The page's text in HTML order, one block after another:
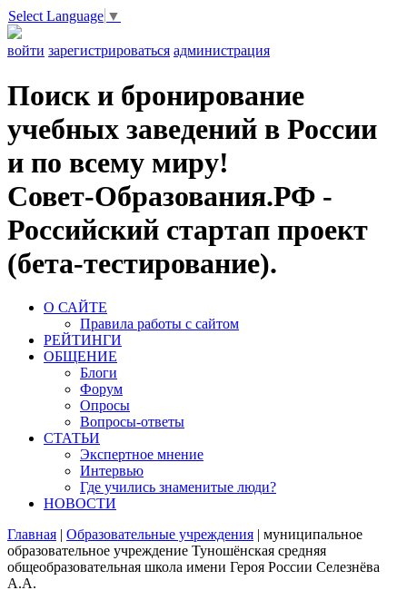
Select Language ▼
войти зарегистрироваться администрация
Поиск и бронирование
учебных заведений в России
и по всему миру!
Совет-Образования.РФ -
Российский стартап проект
(бета-тестирование).
О САЙТЕ
Правила работы с сайтом
РЕЙТИНГИ
ОБЩЕНИЕ
Блоги
Форум
Опросы
Вопросы-ответы
СТАТЬИ
Экспертное мнение
Интервью
Где учились знаменитые люди?
НОВОСТИ
Главная | Образовательные учреждения | муниципальное
образовательное учреждение Туношёнская средняя
общеобразовательная школа имени Героя России Селезнёва
А.А.